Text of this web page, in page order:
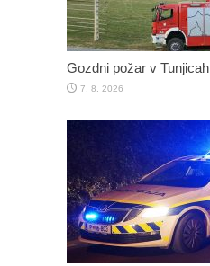
Gozdni požar v Tunjicah
7. 8. 2026